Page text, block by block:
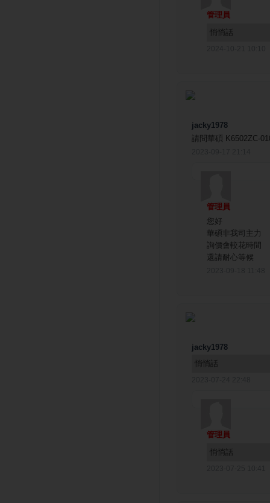
管理員
悄悄話
jacky1978
請問華碩 K6502ZC-
管理員
您好
華碩非我司主力
詢價會較花時間
還請耐心等候
jacky1978
悄悄話
管理員
悄悄話